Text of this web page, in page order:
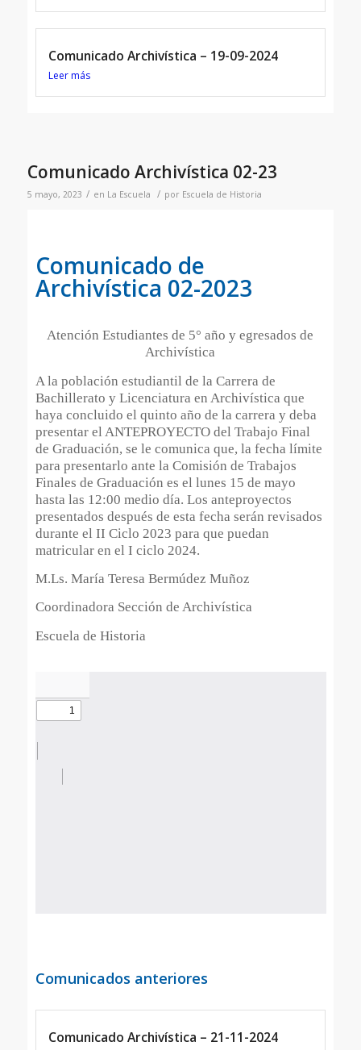
Comunicado Archivística – 19-09-2024
Leer más
Comunicado Archivística 02-23
5 mayo, 2023 / en La Escuela / por Escuela de Historia
Comunicado de
Archivística 02-2023
Atención Estudiantes de 5° año y egresados de
Archivística
A la población estudiantil de la Carrera de
Bachillerato y Licenciatura en Archivística que
haya concluido el quinto año de la carrera y deba
presentar el ANTEPROYECTO del Trabajo Final
de Graduación, se le comunica que, la fecha límite
para presentarlo ante la Comisión de Trabajos
Finales de Graduación es el lunes 15 de mayo
hasta las 12:00 medio día. Los anteproyectos
presentados después de esta fecha serán revisados
durante el II Ciclo 2023 para que puedan
matricular en el I ciclo 2024.
M.Ls. María Teresa Bermúdez Muñoz
Coordinadora Sección de Archivística
Escuela de Historia
Comunicados anteriores
Comunicado Archivística – 21-11-2024